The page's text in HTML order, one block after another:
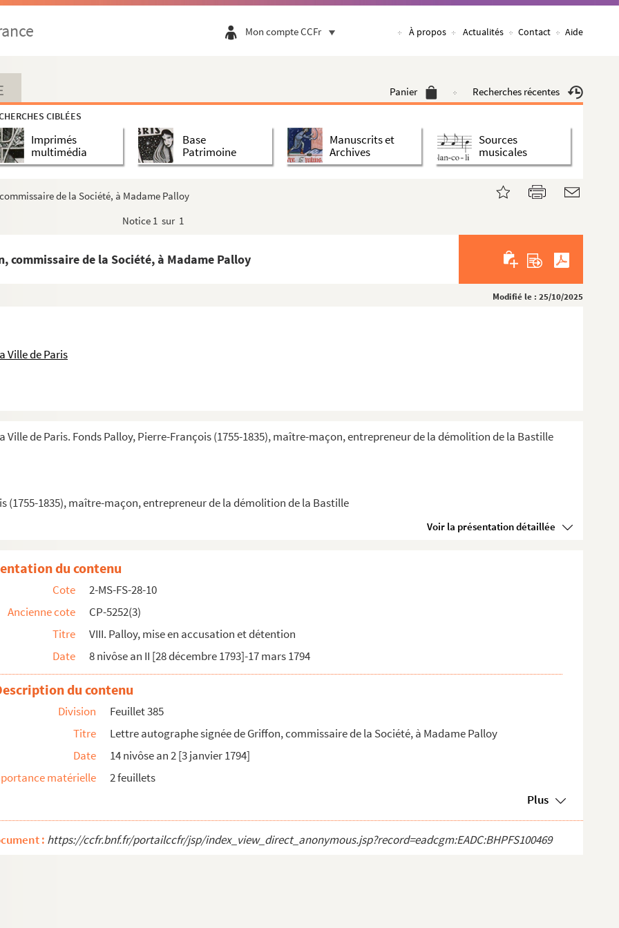
Mon compte CCFr À propos Actualités Contact Aide
Panier Recherches récentes
CIBLÉES
Imprimés
multimédia
Base
Patrimoine
Manuscrits et
Archives
Sources
musicales
de la Société, à Madame Palloy
Notice 1 sur 1
commissaire de la Société, à Madame Palloy
Modifié le : 25/10/2025
Ville de Paris
de Paris. Fonds Palloy, Pierre-François (1755-1835), maître-maçon, entrepreneur de la démolition de la Bastille
(1755-1835), maître-maçon, entrepreneur de la démolition de la Bastille
Voir la présentation détaillée
envois de médailles
Bance
populaire de Sceaux l'Unité, de la Maison d'...
de la Société Républicaine de Sceaux-L'Unité
de la Société, à Madame Palloy
à l'époque de la démolition de la Bast...
du contenu
Cote
2-MS-FS-28-10
Ancienne cote
CP-5252(3)
Titre
VIII. Palloy, mise en accusation et détention
Date
8 nivôse an II [28 décembre 1793]-17 mars 1794
du contenu
Division
Feuillet 385
Titre
Lettre autographe signée de Griffon, commissaire de la Société, à Madame Palloy
Date
14 nivôse an 2 [3 janvier 1794]
matérielle
2 feuillets
Plus
: https://ccfr.bnf.fr/portailccfr/jsp/index_view_direct_anonymous.jsp?record=eadcgm:EADC:BHPFS100469